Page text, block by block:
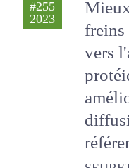
#255
2023
les
vers